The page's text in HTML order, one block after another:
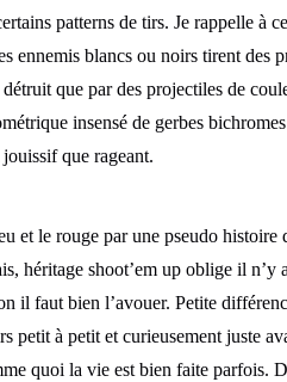
patterns de tirs. Je rappelle à
ennemis blancs ou noirs tirent des
que par des projectiles de
insensé de gerbes
que rageant.
et le rouge par une pseudo histoire
héritage shoot’em up oblige il n’y
faut bien l’avouer. Petite
petit à petit et curieusement juste
quoi la vie est bien faite parfois.